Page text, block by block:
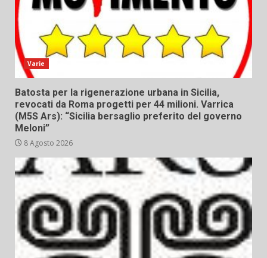
Varie
Batosta per la rigenerazione urbana in Sicilia,
revocati da Roma progetti per 44 milioni. Varrica
(M5S Ars): “Sicilia bersaglio preferito del governo
Meloni”
8 Agosto 2026